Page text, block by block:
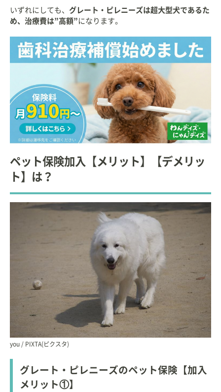
いずれにしても、 グレート・ピレニーズは超大型犬であるた
め、治療費は”高額” になります。
ペット保険加入【メリット】【デメリッ
ト】は？
you / PIXTA(ピクスタ)
グレート・ピレニーズのペット保険【加入
メリット①】